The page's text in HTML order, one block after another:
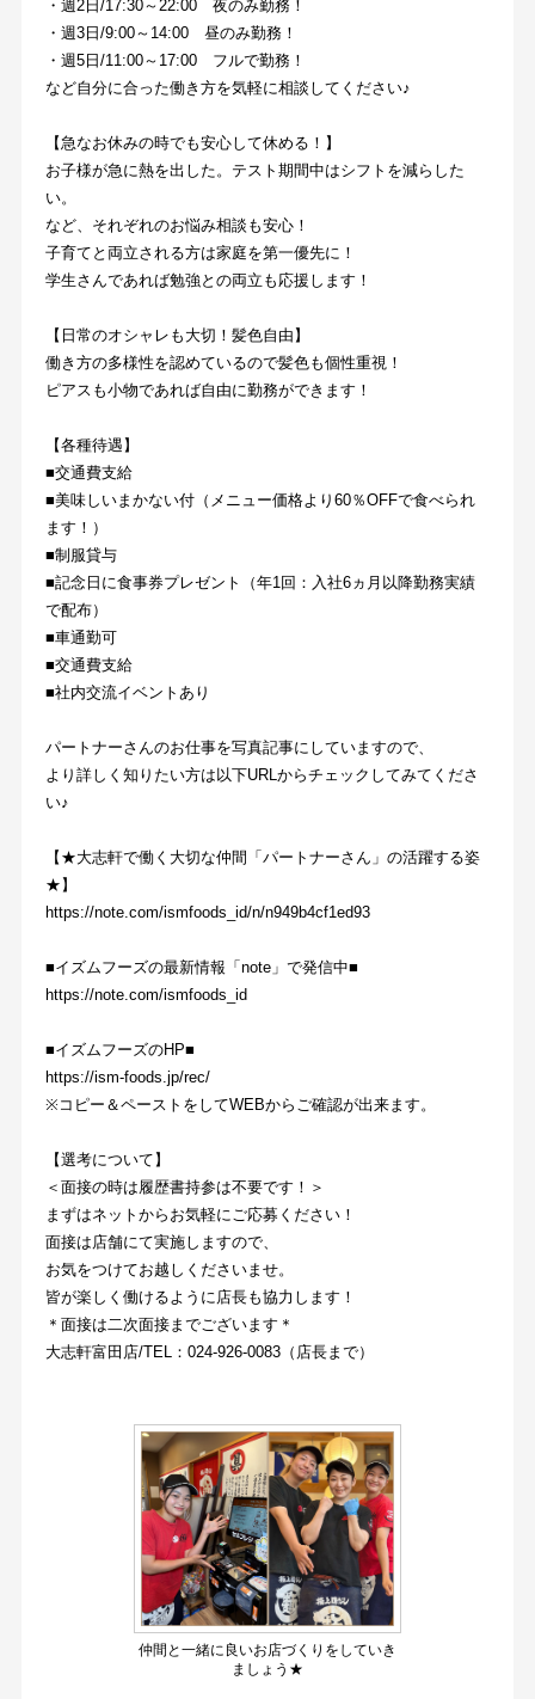
・週2日/17:30～22:00　夜のみ勤務！
・週3日/9:00～14:00　昼のみ勤務！
・週5日/11:00～17:00　フルで勤務！
など自分に合った働き方を気軽に相談してください♪
【急なお休みの時でも安心して休める！】
お子様が急に熱を出した。テスト期間中はシフトを減らした
い。
など、それぞれのお悩み相談も安心！
子育てと両立される方は家庭を第一優先に！
学生さんであれば勉強との両立も応援します！
【日常のオシャレも大切！髪色自由】
働き方の多様性を認めているので髪色も個性重視！
ピアスも小物であれば自由に勤務ができます！
【各種待遇】
■交通費支給
■美味しいまかない付（メニュー価格より60％OFFで食べられ
ます！）
■制服貸与
■記念日に食事券プレゼント（年1回：入社6ヵ月以降勤務実績
で配布）
■車通勤可
■交通費支給
■社内交流イベントあり
パートナーさんのお仕事を写真記事にしていますので、
より詳しく知りたい方は以下URLからチェックしてみてくださ
い♪
【★大志軒で働く大切な仲間「パートナーさん」の活躍する姿
★】
https://note.com/ismfoods_id/n/n949b4cf1ed93
■イズムフーズの最新情報「note」で発信中■
https://note.com/ismfoods_id
■イズムフーズのHP■
https://ism-foods.jp/rec/
※コピー＆ペーストをしてWEBからご確認が出来ます。
【選考について】
＜面接の時は履歴書持参は不要です！＞
まずはネットからお気軽にご応募ください！
面接は店舗にて実施しますので、
お気をつけてお越しくださいませ。
皆が楽しく働けるように店長も協力します！
＊面接は二次面接までございます＊
大志軒富田店/TEL：024-926-0083（店長まで）
仲間と一緒に良いお店づくりをしていき
ましょう★